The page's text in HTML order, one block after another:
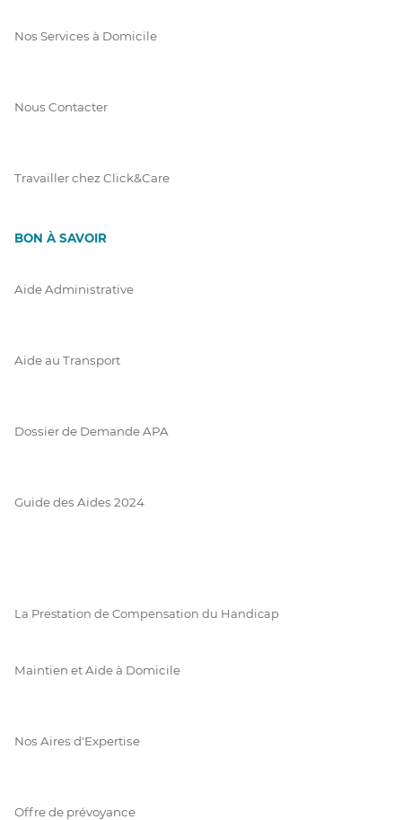
Nos Services à Domicile
Nous Contacter
Travailler chez Click&Care
BON À SAVOIR
Aide Administrative
Aide au Transport
Dossier de Demande APA
Guide des Aides 2024
La Prestation de Compensation du Handicap
Maintien et Aide à Domicile
Nos Aires d'Expertise
Offre de prévoyance